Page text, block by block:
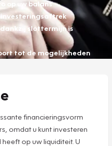
op uw balans
investeringsaftrek
slottermijn is
tot de mogelijkheden
financieringsvorm
omdat u kunt investeren
op uw liquiditeit. U